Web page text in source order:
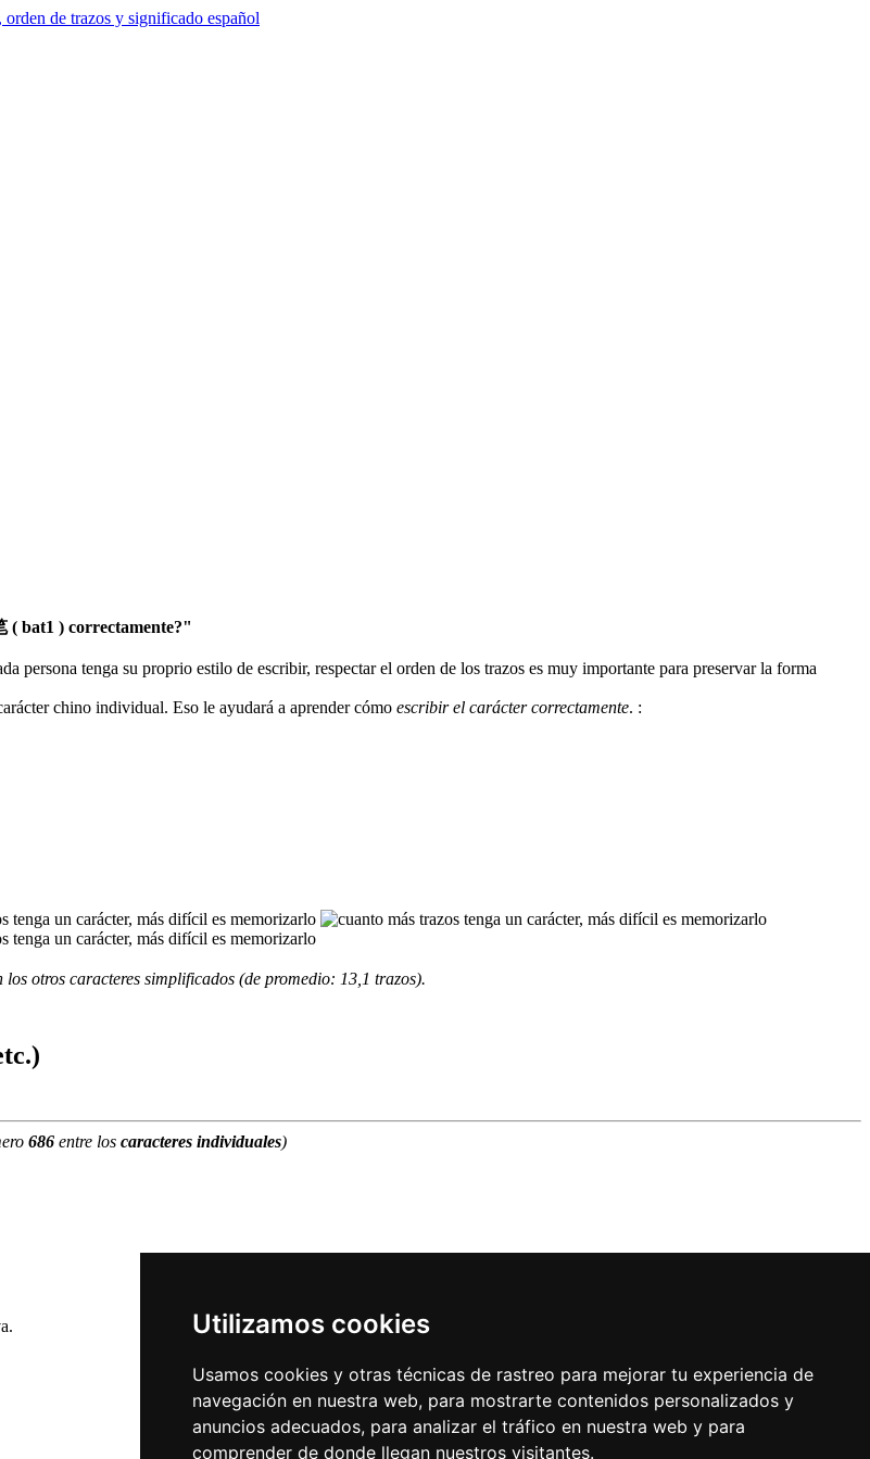
Utilizamos cookies
Usamos cookies y otras técnicas de rastreo para mejorar tu experiencia de
navegación en nuestra web, para mostrarte contenidos personalizados y
anuncios adecuados, para analizar el tráfico en nuestra web y para
comprender de donde llegan nuestros visitantes.
( bat1 ) correctamente?"
persona tenga su proprio estilo de escribir, respectar el orden de los trazos es muy importante para preservar la forma
chino individual. Eso le ayudará a aprender cómo escribir el carácter correctamente. :
los otros caracteres simplificados (de promedio: 13,1 trazos).
686 entre los caracteres individuales)